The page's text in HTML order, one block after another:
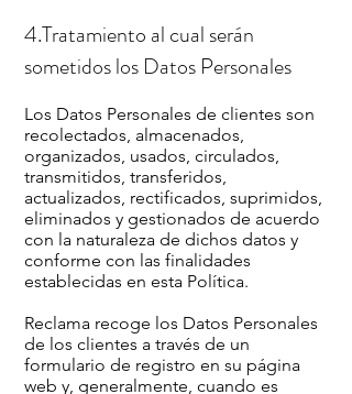
4.Tratamiento al cual serán
sometidos los Datos Personales
Los Datos Personales de clientes son
recolectados, almacenados,
organizados, usados, circulados,
transmitidos, transferidos,
actualizados, rectificados, suprimidos,
eliminados y gestionados de acuerdo
con la naturaleza de dichos datos y
conforme con las finalidades
establecidas en esta Política.
Reclama recoge los Datos Personales
de los clientes a través de un
formulario de registro en su página
web y, generalmente, cuando es